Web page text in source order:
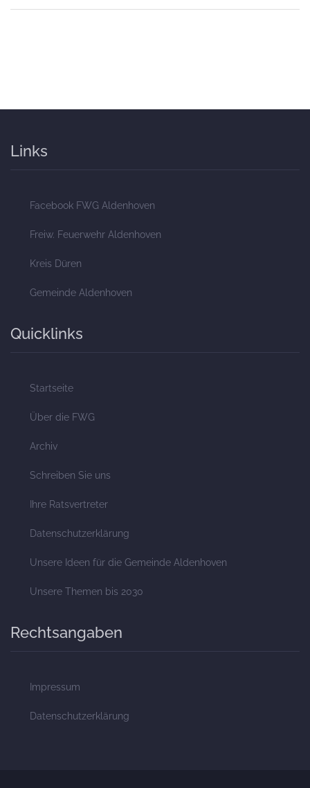
Links
Facebook FWG Aldenhoven
Freiw. Feuerwehr Aldenhoven
Kreis Düren
Gemeinde Aldenhoven
Quicklinks
Startseite
Über die FWG
Archiv
Schreiben Sie uns
Ihre Ratsvertreter
Datenschutzerklärung
Unsere Ideen für die Gemeinde Aldenhoven
Unsere Themen bis 2030
Rechtsangaben
Impressum
Datenschutzerklärung